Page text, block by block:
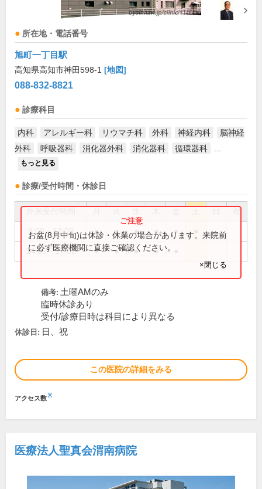
所在地・電話番号
旭町一丁目駅
高知県高知市神田598-1 [地図]
088-832-8821
診療科目
内科 アレルギー科 リウマチ科 外科 神経内科
脳神経
外科
呼吸器科 消化器外科 消化器科 循環器科
もっと見る
診療/受付時間・休診日
祝
9:00～12:00 ● ● ● ● ●
14:00～17:00 ● ● ● ●
お盆(8月中旬)は休診・休業の場合があります。来院前
に必ず医療機関に直接ご確認ください。
×閉じる
備考: 土曜AMのみ
臨時休診あり
受付/診療日時は科目により異なる
休診日: 日、祝
この医院の詳細をみる
アクセス数※
医療法人聖真会渭南病院